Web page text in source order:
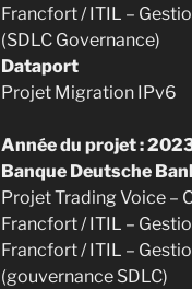
Francfort / ITIL –
(SDLC Governance)
Dataport
Projet Migration IPv6
Année du projet :
Banque Deutsche
Projet Trading Voice –
Francfort / ITIL –
Francfort / ITIL –
(gouvernance SDLC)